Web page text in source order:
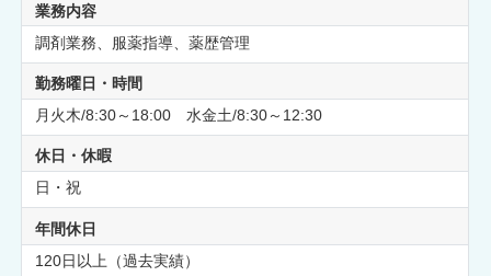
業務内容
調剤業務、服薬指導、薬歴管理
勤務曜日・時間
月火木/8:30～18:00 水金土/8:30～12:30
休日・休暇
日・祝
年間休日
120日以上（過去実績）